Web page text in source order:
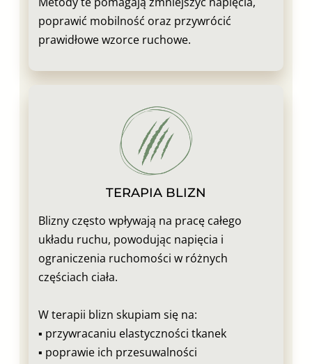
poprawić mobilność oraz przywrócić
prawidłowe wzorce ruchowe.
TERAPIA BLIZN
Blizny często wpływają na pracę całego
układu ruchu, powodując napięcia i
ograniczenia ruchomości w różnych
częściach ciała.
W terapii blizn skupiam się na:
▪︎ przywracaniu elastyczności tkanek
▪︎ poprawie ich przesuwalności